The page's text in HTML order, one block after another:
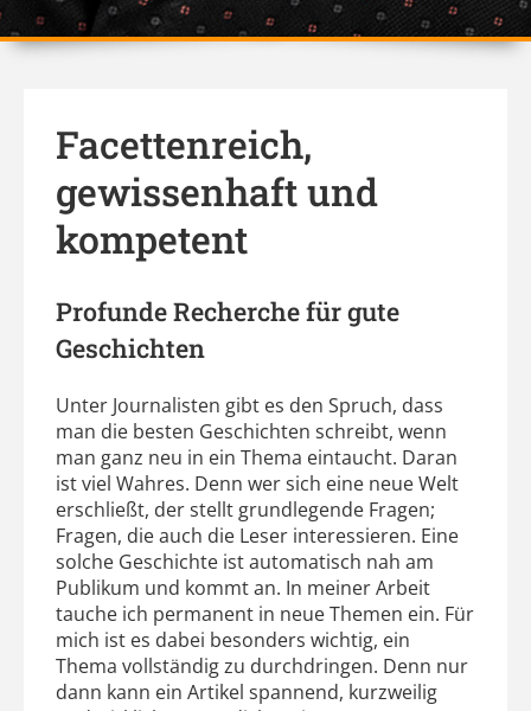
Facettenreich,
gewissenhaft und
kompetent
Profunde Recherche für gute
Geschichten
Unter Journalisten gibt es den Spruch, dass
man die besten Geschichten schreibt, wenn
man ganz neu in ein Thema eintaucht. Daran
ist viel Wahres. Denn wer sich eine neue Welt
erschließt, der stellt grundlegende Fragen;
Fragen, die auch die Leser interessieren. Eine
solche Geschichte ist automatisch nah am
Publikum und kommt an. In meiner Arbeit
tauche ich permanent in neue Themen ein. Für
mich ist es dabei besonders wichtig, ein
Thema vollständig zu durchdringen. Denn nur
dann kann ein Artikel spannend, kurzweilig